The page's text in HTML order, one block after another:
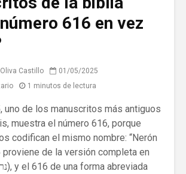
616 en vez
Castillo
01/05/2025
1 minutos de lectura
, uno de los manuscritos más antiguos
muestra el número 616, porque
codifican el mismo nombre: “Nerón
proviene de la versión completa en